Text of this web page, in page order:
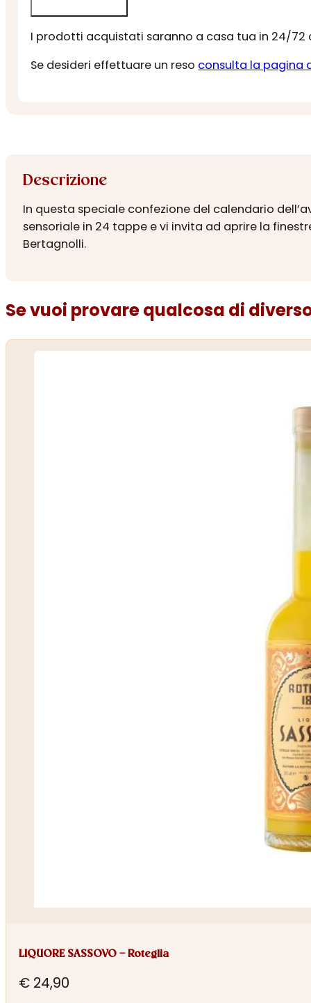
I prodotti acquistati saranno a casa tua in 24/72
Se desideri effettuare un reso consulta la pagina
Descrizione
In questa speciale confezione del calendario
sensoriale in 24 tappe e vi invita ad aprire la
Bertagnolli.
Se vuoi provare qualcosa di
LIQUORE SASSOVO – Roteglia
€ 24,90